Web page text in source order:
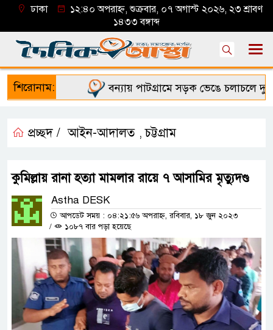
ঢাকা
১২:৪০ অপরাহ্ন, শুক্রবার, ০৭ অগাস্ট ২০২৬, ২৩ শ্রাবণ
১৪৩৩ বঙ্গাব্দ
শিরোনাম: বন্যায় পাটগ্রামে সড়ক ভেঙে চলাচলে দুর্ভোগ
প্রচ্ছদ / আইন-আদালত ,চট্টগ্রাম
কুমিল্লায় রানা হত্যা মামলার রায়ে ৭ আসামির মৃত্যুদণ্ড
Astha DESK
আপডেট সময় : ০৪:২১:৫৬ অপরাহ্ন, রবিবার, ১৮ জুন ২০২৩
/
১০৮৭ বার পড়া হয়েছে